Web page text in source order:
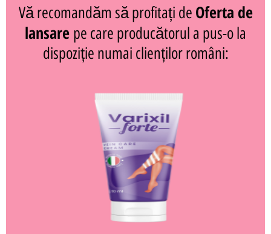
Vă recomandăm să profitați de Oferta de
lansare pe care producătorul a pus-o la
dispoziție numai clienților români: